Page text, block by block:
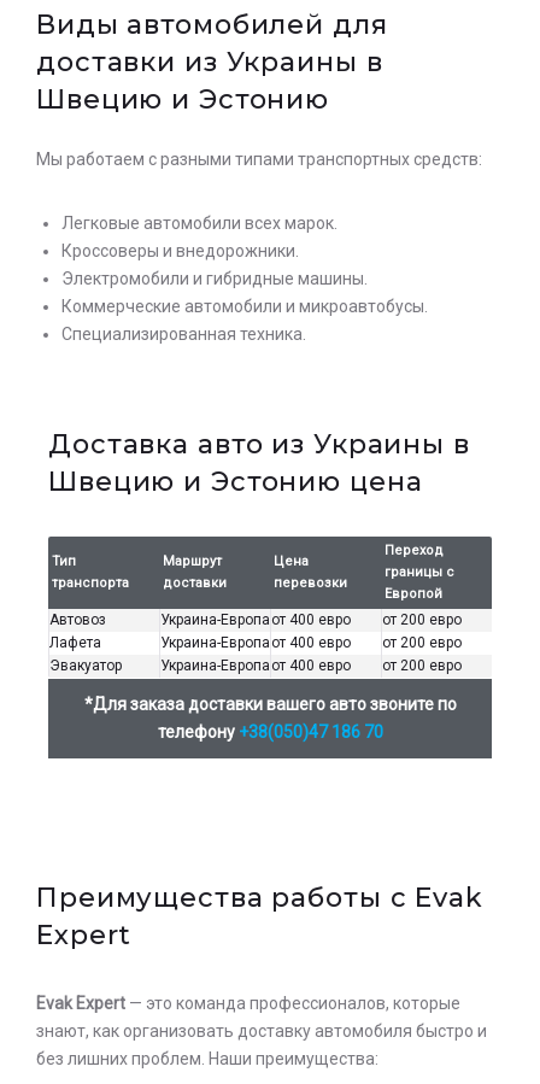
Виды автомобилей для
доставки из Украины в
Швецию и Эстонию
Мы работаем с разными типами транспортных средств:
Легковые автомобили всех марок.
Кроссоверы и внедорожники.
Электромобили и гибридные машины.
Коммерческие автомобили и микроавтобусы.
Специализированная техника.
Доставка авто из Украины в
Швецию и Эстонию цена
Тип
транспорта
Маршрут
доставки
Цена
перевозки
Переход
границы с
Европой
Автовоз Украина-Европа от 400 евро
от 200 евро
Лафета
Украина-Европа от 400 евро
от 200 евро
Эвакуатор
Украина-Европа от 400 евро от 200 евро
*Для заказа доставки вашего авто звоните по
телефону +38(050)47 186 70
Преимущества работы с Evak
Expert
Evak Expert — это команда профессионалов, которые
знают, как организовать доставку автомобиля быстро и
без лишних проблем. Наши преимущества:
Оставьте заявку на просчет
стоимости услуг с нашим